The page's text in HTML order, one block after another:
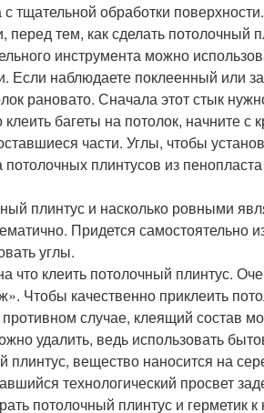
тщательной обработки
тем, как сделать потолочный
инструмента можно
Если наблюдаете поклеенный или
рановато. Сначала этот стык
багеты на потолок, начните с
части. Углы, чтобы
плинтусов из
плинтус и насколько ровными
Придется самостоятельно
углы.
что клеить потолочный плинтус.
Чтобы качественно приклеить
случае, клеящий состав
удалить, ведь использовать
вещество наносится на
технологический просвет
потолочный плинтус и герметик